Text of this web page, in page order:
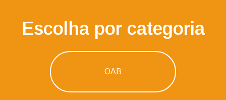
Escolha por categoria
OAB